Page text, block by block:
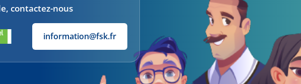
contactez-nous
information@fsk.fr